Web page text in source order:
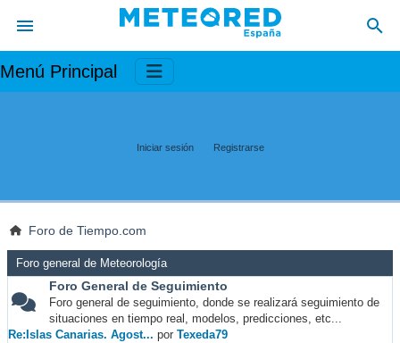
Menú Principal
Iniciar sesión Registrarse
Foro de Tiempo.com
Foro general de Meteorología
Foro General de Seguimiento
Foro general de seguimiento, donde se realizará seguimiento de
situaciones en tiempo real, modelos, predicciones, etc...
Re:Islas Canarias. Agost... por Texeda79